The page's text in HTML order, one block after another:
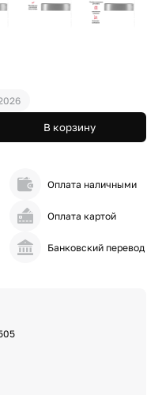
В корзину
Оплата наличными
Оплата картой
Банковский перевод